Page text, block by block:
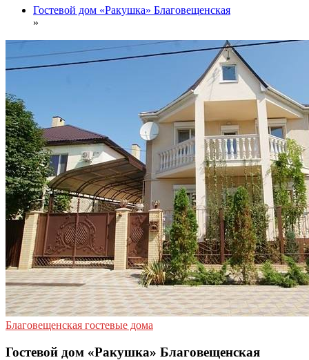
Гостевой дом «Ракушка» Благовещенская
»
Благовещенская гостевые дома
Гостевой дом «Ракушка» Благовещенская